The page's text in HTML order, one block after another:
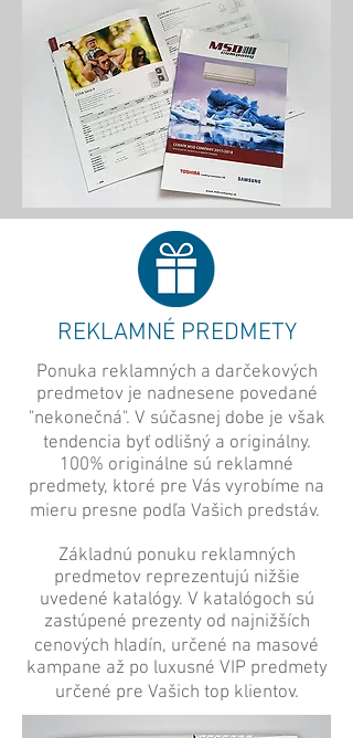
REKLAMNÉ PREDMETY
Ponuka reklamných a darčekových
predmetov je nadnesene povedané
"nekonečná". V súčasnej dobe je však
tendencia byť odlišný a originálny.
100% originálne sú reklamné
predmety, ktoré pre Vás vyrobíme na
mieru presne podľa Vašich predstáv.
Základnú ponuku reklamných
predmetov reprezentujú nižšie
uvedené katalógy. V katalógoch sú
zastúpené prezenty od najnižších
cenových hladín, určené na masové
kampane až po luxusné VIP predmety
určené pre Vašich top klientov.